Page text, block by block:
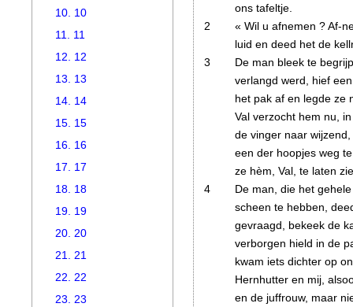
ons tafeltje.
2
« Wil u afnemen ? Af-
luid en deed het de
3
De man bleek te
verlangd werd, hief
het pak af en legde ze
Val verzocht hem nu,
de vinger naar
een der hoopjes weg
ze hèm, Val, te laten
4
De man, die het
scheen te hebben,
gevraagd, bekeek de
verborgen hield in de
kwam iets dichter op
Hernhutter en mij,
en de juffrouw, maar
10. 10
11. 11
12. 12
13. 13
14. 14
15. 15
16. 16
17. 17
18. 18
19. 19
20. 20
21. 21
22. 22
23. 23